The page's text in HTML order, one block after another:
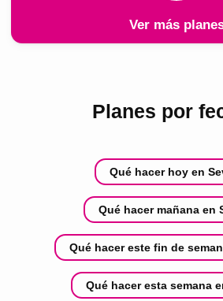
Ver más
Planes por
Qué hacer hoy en
Qué hacer mañana en
Qué hacer este fin de
Qué hacer esta semana